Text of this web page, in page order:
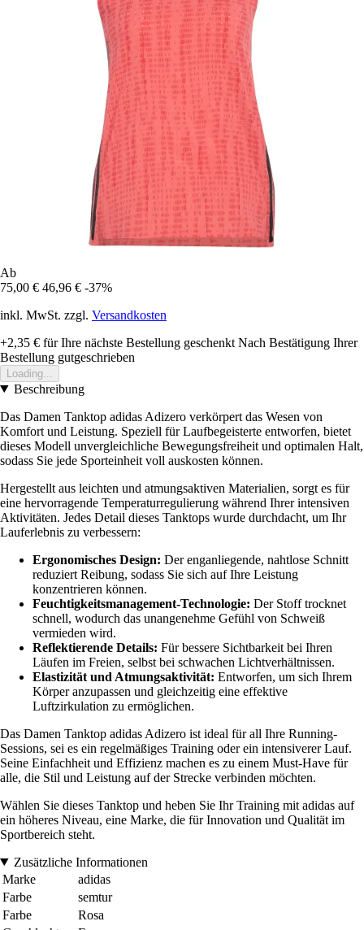
Ab
75,00 € 46,96 € -37%
inkl. MwSt. zzgl. Versandkosten
+2,35 € für Ihre nächste Bestellung geschenkt Nach Bestätigung Ihrer
Bestellung gutgeschrieben
Loading...
Beschreibung
Das Damen Tanktop adidas Adizero verkörpert das Wesen von
Komfort und Leistung. Speziell für Laufbegeisterte entworfen, bietet
dieses Modell unvergleichliche Bewegungsfreiheit und optimalen Halt,
sodass Sie jede Sporteinheit voll auskosten können.
Hergestellt aus leichten und atmungsaktiven Materialien, sorgt es für
eine hervorragende Temperaturregulierung während Ihrer intensiven
Aktivitäten. Jedes Detail dieses Tanktops wurde durchdacht, um Ihr
Lauferlebnis zu verbessern:
Ergonomisches Design: Der enganliegende, nahtlose Schnitt
reduziert Reibung, sodass Sie sich auf Ihre Leistung
konzentrieren können.
Feuchtigkeitsmanagement-Technologie: Der Stoff trocknet
schnell, wodurch das unangenehme Gefühl von Schweiß
vermieden wird.
Reflektierende Details: Für bessere Sichtbarkeit bei Ihren
Läufen im Freien, selbst bei schwachen Lichtverhältnissen.
Elastizität und Atmungsaktivität: Entworfen, um sich Ihrem
Körper anzupassen und gleichzeitig eine effektive
Luftzirkulation zu ermöglichen.
Das Damen Tanktop adidas Adizero ist ideal für all Ihre Running-
Sessions, sei es ein regelmäßiges Training oder ein intensiverer Lauf.
Seine Einfachheit und Effizienz machen es zu einem Must-Have für
alle, die Stil und Leistung auf der Strecke verbinden möchten.
Wählen Sie dieses Tanktop und heben Sie Ihr Training mit adidas auf
ein höheres Niveau, eine Marke, die für Innovation und Qualität im
Sportbereich steht.
Zusätzliche Informationen
Marke
adidas
Farbe
semtur
Farbe
Rosa